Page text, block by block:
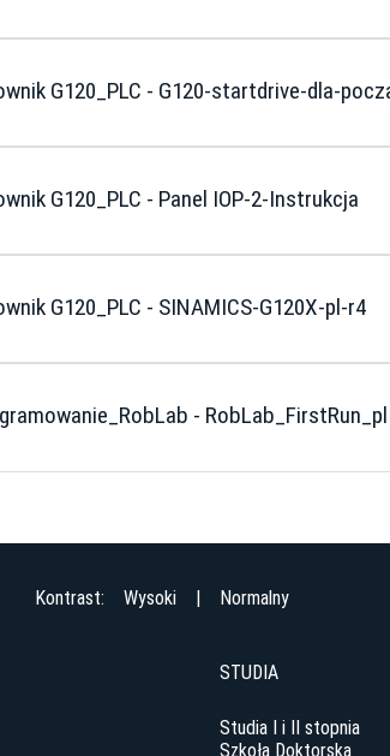
G120_PLC - G120-startdrive-dla-
G120_PLC - Panel IOP-2-Instrukcja
G120_PLC - SINAMICS-G120X-pl-r4
- RobLab_FirstRun_pl
Kontrast: Wysoki | Normalny
STUDIA
Studia I i II stopnia
Szkoła Doktorska